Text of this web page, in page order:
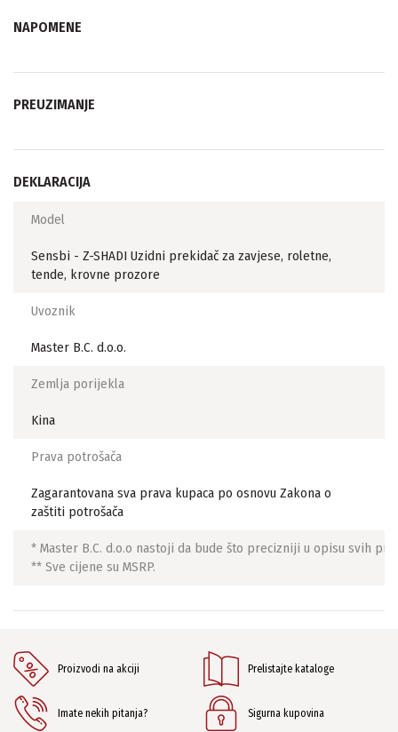
NAPOMENE
PREUZIMANJE
DEKLARACIJA
Model
Sensbi - Z-SHADI Uzidni prekidač za zavjese, roletne,
tende, krovne prozore
Uvoznik
Master B.C. d.o.o.
Zemlja porijekla
Kina
Prava potrošača
Zagarantovana sva prava kupaca po osnovu Zakona o
zaštiti potrošača
* Master B.C. d.o.o nastoji da bude što precizniji u opisu svih
** Sve cijene su MSRP.
Proizvodi na akciji Prelistajte kataloge
Imate nekih pitanja? Sigurna kupovina